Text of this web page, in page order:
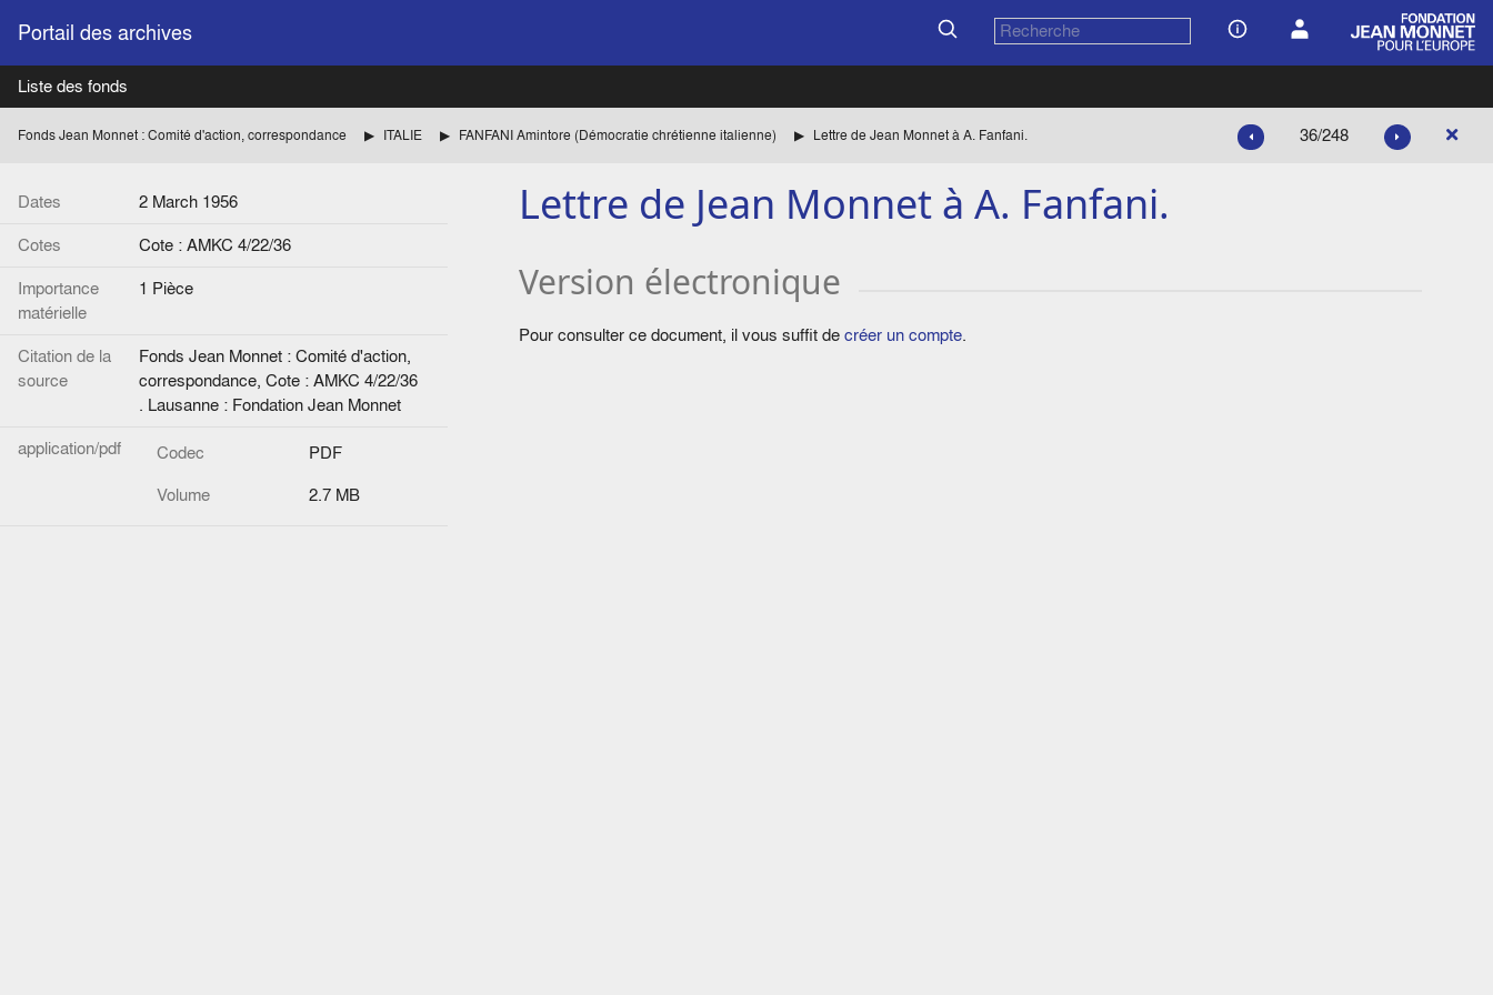
Portail des archives
Liste des fonds
Fonds Jean Monnet : Comité d'action, correspondance ITALIE FANFANI Amintore (Démocratie chrétienne italienne) Lettre de Jean Monnet à A. Fanfani. 36/248
Dates
2 March 1956
Cotes
Cote : AMKC 4/22/36
Importance
matérielle
1 Pièce
Citation de la
source
Fonds Jean Monnet : Comité d'action,
correspondance, Cote : AMKC 4/22/36
. Lausanne : Fondation Jean Monnet
application/pdf
Codec
PDF
Volume
2.7 MB
Lettre de Jean Monnet à A. Fanfani.
Version électronique
Pour consulter ce document, il vous suffit decréer un compte.